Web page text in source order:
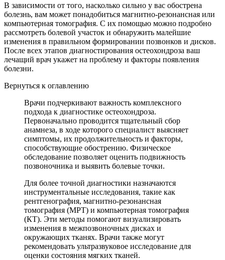
В зависимости от того, насколько сильно у вас обострена
болезнь, вам может понадобиться магнитно-резонансная или
компьютерная томография. С их помощью можно подробно
рассмотреть болевой участок и обнаружить малейшие
изменения в правильном формировании позвонков и дисков.
После всех этапов диагностирования остеохондроза ваш
лечащий врач укажет на проблему и факторы появления
болезни.
Вернуться к оглавлению
Врачи подчеркивают важность комплексного
подхода к диагностике остеохондроза.
Первоначально проводится тщательный сбор
анамнеза, в ходе которого специалист выясняет
симптомы, их продолжительность и факторы,
способствующие обострению. Физическое
обследование позволяет оценить подвижность
позвоночника и выявить болевые точки.
Для более точной диагностики назначаются
инструментальные исследования, такие как
рентгенография, магнитно-резонансная
томография (МРТ) и компьютерная томография
(КТ). Эти методы помогают визуализировать
изменения в межпозвоночных дисках и
окружающих тканях. Врачи также могут
рекомендовать ультразвуковое исследование для
оценки состояния мягких тканей.